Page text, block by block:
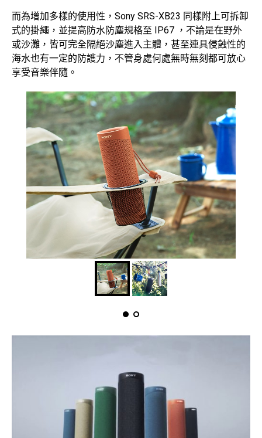
而為增加多樣的使用性，Sony SRS-XB23 同樣附上可拆卸
式的掛繩，並提高防水防塵規格至 IP67 ，不論是在野外
或沙灘，皆可完全隔絕沙塵進入主體，甚至連具侵蝕性的
海水也有一定的防護力，不管身處何處無時無刻都可放心
享受音樂伴隨。